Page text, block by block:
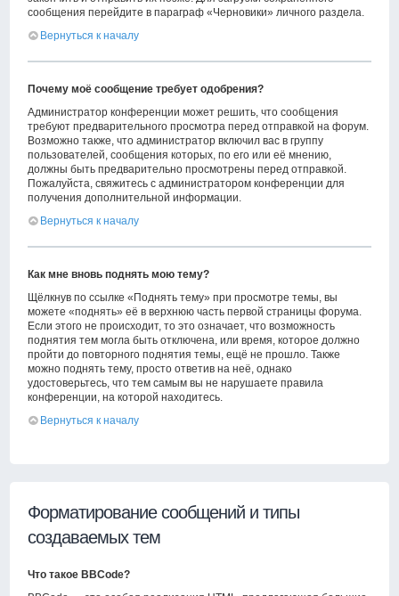
сообщения перейдите в параграф «Черновики» личного раздела.
Вернуться к началу
Почему моё сообщение требует одобрения?
Администратор конференции может решить, что сообщения
требуют предварительного просмотра перед отправкой на форум.
Возможно также, что администратор включил вас в группу
пользователей, сообщения которых, по его или её мнению,
должны быть предварительно просмотрены перед отправкой.
Пожалуйста, свяжитесь с администратором конференции для
получения дополнительной информации.
Вернуться к началу
Как мне вновь поднять мою тему?
Щёлкнув по ссылке «Поднять тему» при просмотре темы, вы
можете «поднять» её в верхнюю часть первой страницы форума.
Если этого не происходит, то это означает, что возможность
поднятия тем могла быть отключена, или время, которое должно
пройти до повторного поднятия темы, ещё не прошло. Также
можно поднять тему, просто ответив на неё, однако
удостоверьтесь, что тем самым вы не нарушаете правила
конференции, на которой находитесь.
Вернуться к началу
Форматирование сообщений и типы
создаваемых тем
Что такое BBCode?